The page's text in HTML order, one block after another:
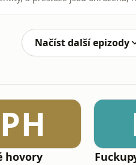
Načíst další epizody
PH
hovory